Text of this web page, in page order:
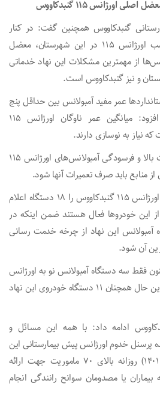
اورژانس ۱۱۵ گنبدکاووس
گنبدکاووس همچنین گفت: در کنار
کمبود پایگاه و فضاهای مناسب اورژانس ۱۱۵ در این شهرستان، معضل
از مهمترین مشکلات این نهاد خدماتی
و نیز گنبدکاووس است.
عمر مفید آمبولانس بین حداقل پنج
تا حداکثر ۱۰ سال است، افزود: میانگین عمر ناوگان اورژانس ۱۱۵
وی اضافه کرد: به سبب قدمت بالا و فرسودگی آمبولانس‌های اورژانس ۱۱۵
منابع باید صرف تعمیرات آنها شود.
منتظری تعداد آمبولانس های اورژانس ۱۱۵ گنبدکاووس را ۱۸ دستگاه اعلام
۱۱ دستگاه از این خودروها فعال هستند ضمن اینکه در
باید ۱۱ دستگاه آمبولانس این نهاد از چرخه خدمت رسانی
آن شود.
شد: از سال ۹۸ تاکنون فقط سه دستگاه آمبولانس نو به اورژانس
۱۱۵ گنبدکاووس داده شده با این حال همچنان ۱۱ دستگاه خودروی این نهاد
اورژانس ۱۱۵ گنبدکاووس ادامه داد: با همه این مسائل و
خدوم اورژانس پیش بیمارستانی این
شهرستان (مطابق آمار سال ۱۴۰۱) روزانه بالای ۷۰ ماموریت جهت ارائه
یا مصدومان سوانح رانندگی انجام